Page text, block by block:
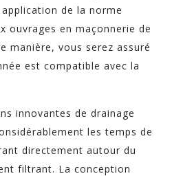
de la norme
ouvrages en maçonnerie de
manière, vous serez assuré
est compatible avec la
innovantes de drainage
les temps de
directement autour du
filtrant. La conception